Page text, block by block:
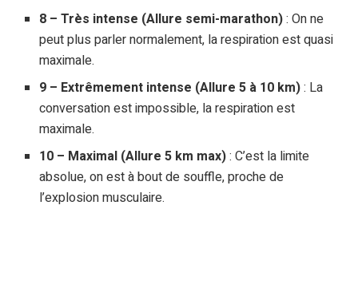
8 – Très intense (Allure semi-marathon): On ne
peut plus parler normalement, la respiration est quasi
maximale.
9 – Extrêmement intense (Allure 5 à 10 km): La
conversation est impossible, la respiration est
maximale.
10 – Maximal (Allure 5 km max): C’est la limite
absolue, on est à bout de souffle, proche de
l’explosion musculaire.